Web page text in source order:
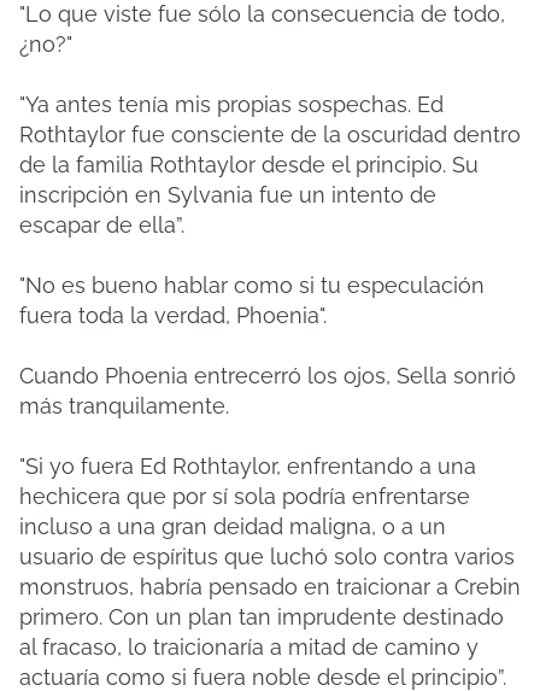
"Lo que viste fue sólo la consecuencia de todo,
¿no?"
"Ya antes tenía mis propias sospechas. Ed
Rothtaylor fue consciente de la oscuridad dentro
de la familia Rothtaylor desde el principio. Su
inscripción en Sylvania fue un intento de
escapar de ella”.
"No es bueno hablar como si tu especulación
fuera toda la verdad, Phoenia".
Cuando Phoenia entrecerró los ojos, Sella sonrió
más tranquilamente.
"Si yo fuera Ed Rothtaylor, enfrentando a una
hechicera que por sí sola podría enfrentarse
incluso a una gran deidad maligna, o a un
usuario de espíritus que luchó solo contra varios
monstruos, habría pensado en traicionar a Crebin
primero. Con un plan tan imprudente destinado
al fracaso, lo traicionaría a mitad de camino y
actuaría como si fuera noble desde el principio”.